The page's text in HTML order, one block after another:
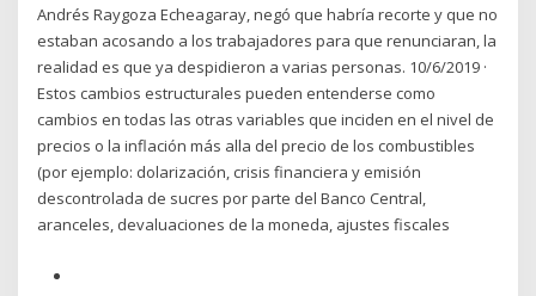
Andrés Raygoza Echeagaray, negó que habría recorte y que no
estaban acosando a los trabajadores para que renunciaran, la
realidad es que ya despidieron a varias personas. 10/6/2019 ·
Estos cambios estructurales pueden entenderse como
cambios en todas las otras variables que inciden en el nivel de
precios o la inflación más alla del precio de los combustibles
(por ejemplo: dolarización, crisis financiera y emisión
descontrolada de sucres por parte del Banco Central,
aranceles, devaluaciones de la moneda, ajustes fiscales